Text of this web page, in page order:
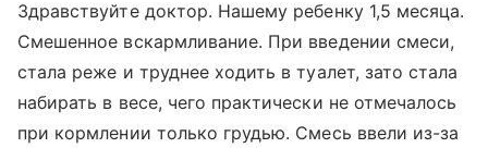
Здравствуйте доктор. Нашему ребенку 1,5 месяца.
Смешенное вскармливание. При введении смеси,
стала реже и труднее ходить в туалет, зато стала
набирать в весе, чего практически не отмечалось
при кормлении только грудью. Смесь ввели из-за